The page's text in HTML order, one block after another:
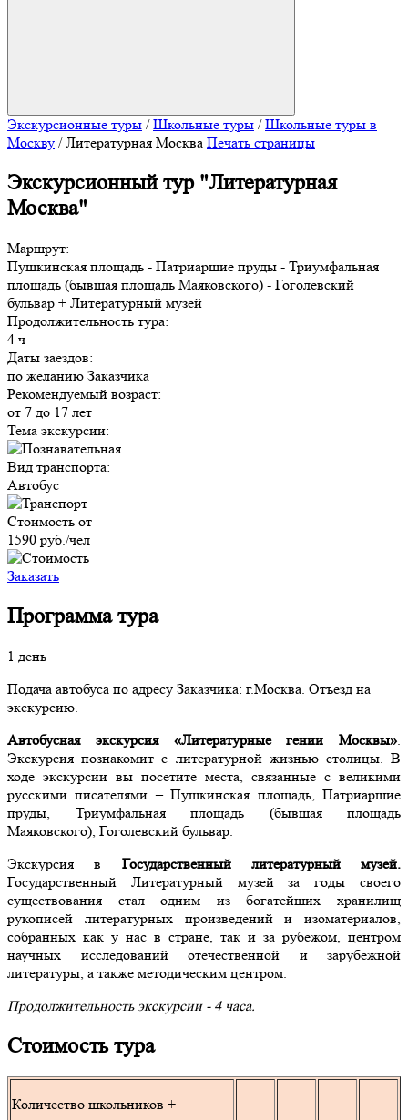
Экскурсионные туры / Школьные туры /Школьные туры в
Москву /Литературная Москва Печать страницы
Экскурсионный тур "Литературная
Москва"
Маршрут:
Пушкинская площадь - Патриаршие пруды - Триумфальная
площадь (бывшая площадь Маяковского) - Гоголевский
бульвар + Литературный музей
Продолжительность тура:
4 ч
Даты заездов:
по желанию Заказчика
Рекомендуемый возраст:
от 7 до 17 лет
Тема экскурсии:
Вид транспорта:
Автобус
Стоимость от
1590 руб./чел
Заказать
Программа тура
1 день
Подача автобуса по адресу Заказчика: г.Москва. Отъезд на
экскурсию.
Автобусная экскурсия «Литературные гении Москвы»
Экскурсия познакомит с литературной жизнью столицы. В
ходе экскурсии вы посетите места, связанные с великими
русскими писателями – Пушкинская площадь, Патриаршие
пруды, Триумфальная площадь (бывшая площадь
Маяковского), Гоголевский бульвар.
Экскурсия в Государственный литературный музей.
Государственный Литературный музей за годы своего
существования стал одним из богатейших хранилищ
рукописей литературных произведений и изоматериалов,
собранных как у нас в стране, так и за рубежом, центром
научных исследований отечественной и зарубежной
литературы, а также методическим центром.
Продолжительность экскурсии - 4 часа.
Стоимость тура
Количество школьников +